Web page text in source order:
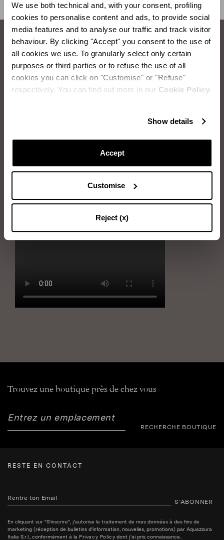
We use both technical and, with your consent, profiling
cookies to personalise content and ads, to provide social
media features and to analyse our traffic and track visitor
behaviour. By clicking "Accept" you consent to the use of
all cookies we use. To granularly select only certain
purposes or third parties or to refuse the use of all
cookies you can click on "Customise" or "Refuse"
respectively. You can find out more in our Cookie Policy.
Show details
Accept
Customise
Reject (x)
Comment prendre soin de vos chaussures
Aquazzura.
Tout d’abord, prendre la brosse en caoutchouc et nettoyer le daim à
Ensuite, utiliser délicatement la brosse à poils, en peignant en
Trouvez une boutique près de chez vous
RECHERCHE BOUTIQUE
RESTE EN CONTACT
S’ABONNER
En cliquant sur "S'inscrire", j'autorise le traitement de mes données à des fins de
marketing (réception de bulletins d'information, nouvelles, promotions) par Aquazzura
Italia S.r.l., conformément à la Privacy Policy dont j'ai pris connaissance..